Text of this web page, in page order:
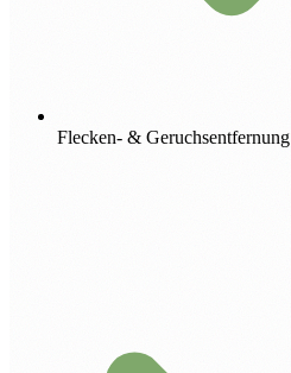
Flecken- & Geruchsentfernung